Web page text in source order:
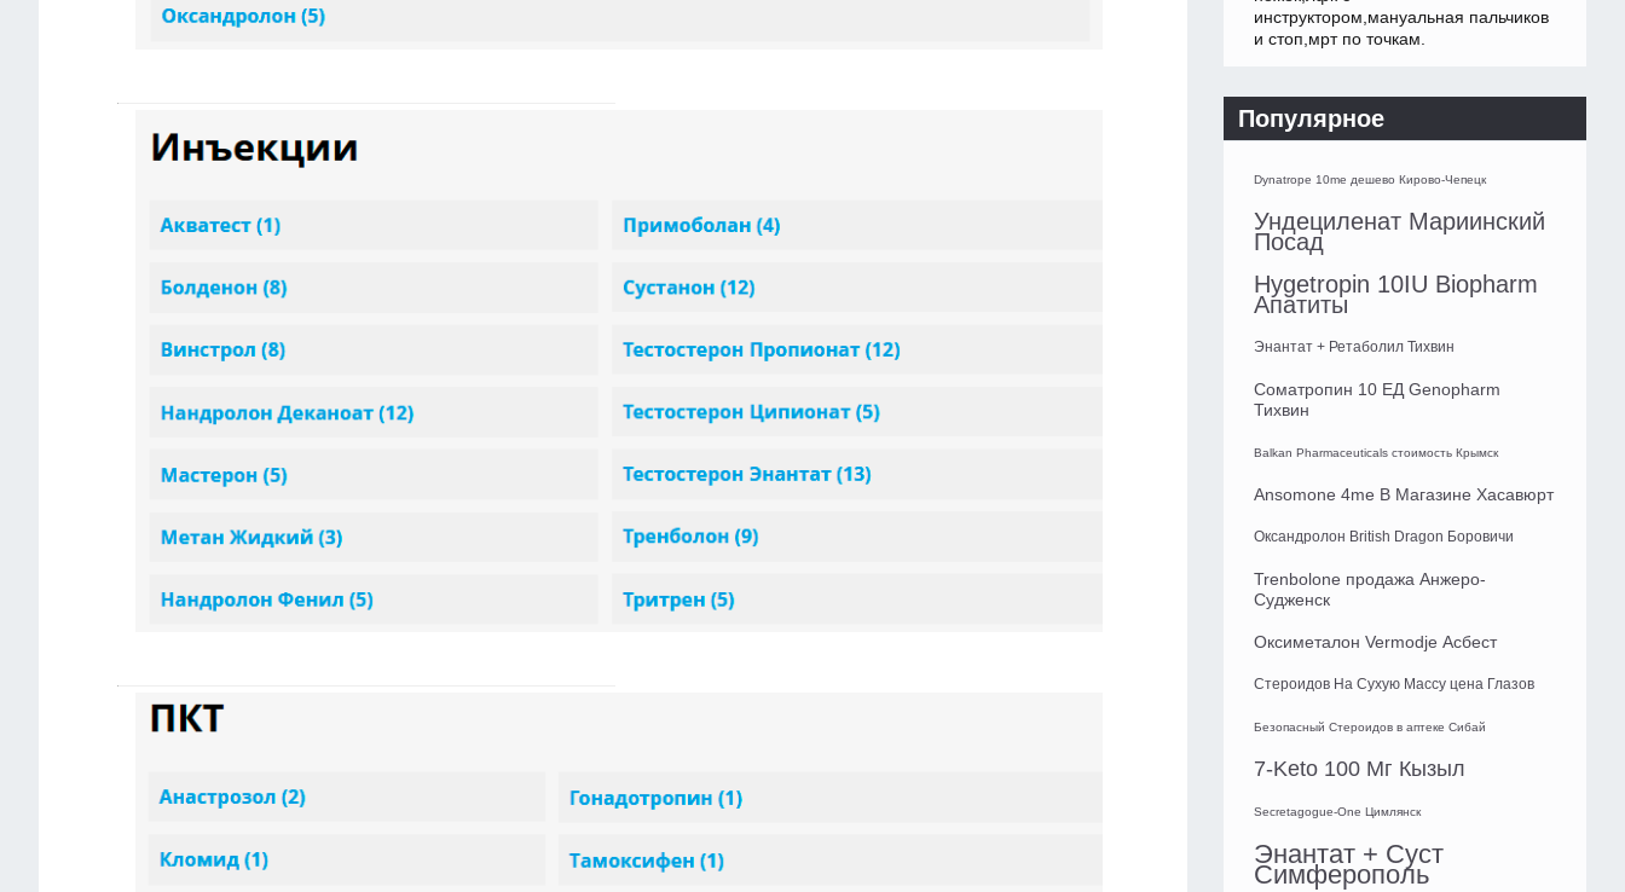
инструктором,мануальная пальчиков
и стоп,мрт по точкам.
Популярное
Dynatrope 10me дешево Кирово-Чепецк
Ундециленат Мариинский
Посад
Hygetropin 10IU Biopharm
Апатиты
Энантат + Ретаболил Тихвин
Соматропин 10 ЕД Genopharm
Тихвин
Balkan Pharmaceuticals стоимость Крымск
Ansomone 4me В Магазине Хасавюрт
Оксандролон British Dragon Боровичи
Trenbolone продажа Анжеро-
Судженск
Оксиметалон Vermodje Асбест
Стероидов На Сухую Массу цена Глазов
Безопасный Стероидов в аптеке Сибай
7-Keto 100 Мг Кызыл
Secretagogue-One Цимлянск
Энантат + Суст
Симферополь